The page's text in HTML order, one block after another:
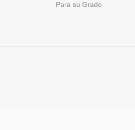
Para su Grado